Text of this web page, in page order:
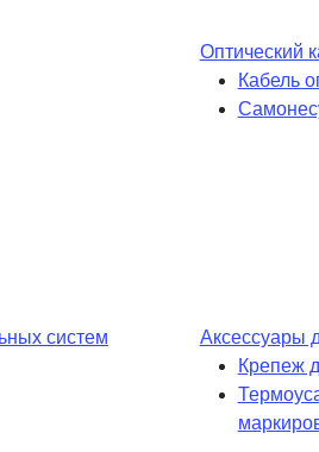
Оптический
Кабель
систем
Аксессуары
Крепеж